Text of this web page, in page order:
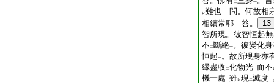
二 一
レ難也 問。何故相
相續常耶 答。
13
智所現。彼智恒起無
不 二 斷絶一。彼變化
恒起一。故所現身亦
縁盡收 二化物光一而不
機一處一雖レ現二滅度一